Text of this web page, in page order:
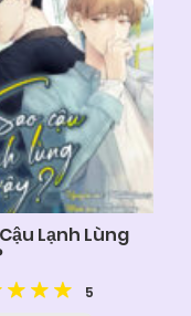
Lạnh Lùng
5